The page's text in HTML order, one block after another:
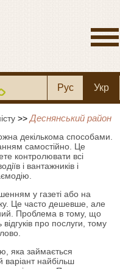
Рус Укр
>> Деснянський район
декількома способами.
самостійно. Це
контролювати всі
і вантажників і
у газеті або на
Це часто дешевше, але
Проблема в тому, що
про послуги, тому
яка займається
варіант найбільш